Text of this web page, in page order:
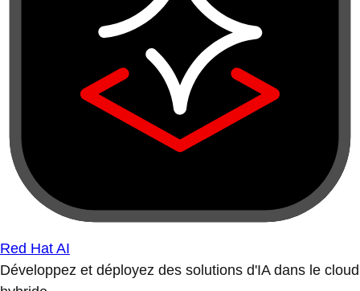
Red Hat AI
Développez et déployez des solutions d'IA dans le cloud